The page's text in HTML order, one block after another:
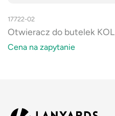
17722-02
Otwieracz do butelek KOL
Cena na zapytanie